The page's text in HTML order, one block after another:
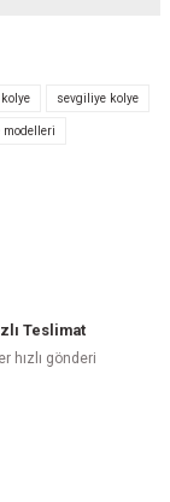
sevgiliye kolye
modelleri
Teslimat
hızlı gönderi